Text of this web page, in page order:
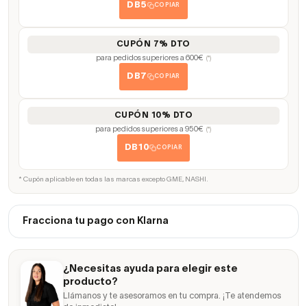
DB5 COPIAR
CUPÓN 7% DTO
para pedidos superiores a 600€ (*)
DB7 COPIAR
CUPÓN 10% DTO
para pedidos superiores a 950€ (*)
DB10 COPIAR
* Cupón aplicable en todas las marcas excepto GME, NASHI.
Fracciona tu pago con Klarna
¿Necesitas ayuda para elegir este
producto?
Llámanos y te asesoramos en tu compra. ¡Te atendemos